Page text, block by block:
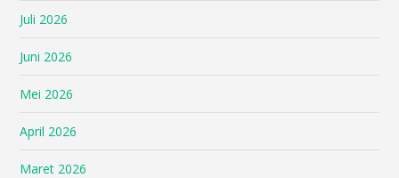
Juli 2026
Juni 2026
Mei 2026
April 2026
Maret 2026